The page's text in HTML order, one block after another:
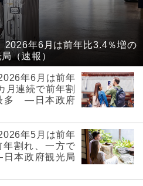
2026年6月は前年比3.4％増の
（速報）
年6月は前年
月連続で前年割
多 ―日本政府
年5月は前年
割れ、一方で
本政府観光局